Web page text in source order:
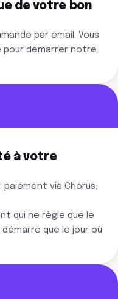
de votre bon
par email. Vous
pour démarrer notre
à votre
: paiement via Chorus,
qui ne règle que le
que le jour où